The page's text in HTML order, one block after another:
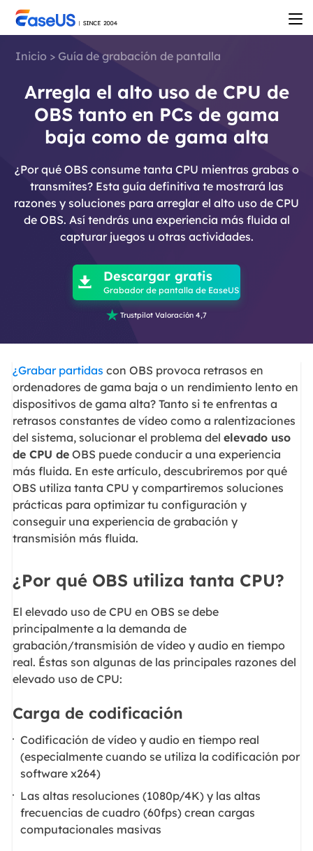
Inicio > Guía de grabación de pantalla
Arregla el alto uso de CPU de
OBS tanto en PCs de gama
baja como de gama alta
¿Por qué OBS consume tanta CPU mientras grabas o
transmites? Esta guía definitiva te mostrará las
razones y soluciones para arreglar el alto uso de CPU
de OBS. Así tendrás una experiencia más fluida al
capturar juegos u otras actividades.

 Descargar gratis
Grabador de pantalla de EaseUS
 Trustpilot Valoración 4,7
¿Grabar partidas con OBS provoca retrasos en
ordenadores de gama baja o un rendimiento lento en
dispositivos de gama alta? Tanto si te enfrentas a
retrasos constantes de vídeo como a ralentizaciones
del sistema, solucionar el problema del elevado uso
de CPU deOBS puede conducir a una experiencia
más fluida. En este artículo, descubriremos por qué
OBS utiliza tanta CPU y compartiremos soluciones
prácticas para optimizar tu configuración y
conseguir una experiencia de grabación y
transmisión más fluida.
¿Por qué OBS utiliza tanta CPU?
El elevado uso de CPU en OBS se debe
principalmente a la demanda de
grabación/transmisión de vídeo y audio en tiempo
real. Éstas son algunas de las principales razones del
elevado uso de CPU:
Carga de codificación
Codificación de vídeo y audio en tiempo real
(especialmente cuando se utiliza la codificación por
software x264)
Las altas resoluciones (1080p/4K) y las altas
frecuencias de cuadro (60fps) crean cargas
computacionales masivas